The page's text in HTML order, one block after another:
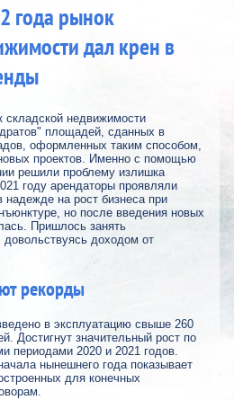
года рынок
дал крен в
складской недвижимости
площадей, сданных в
оформленных таким способом,
проектов. Именно с помощью
решили проблему излишка
году арендаторы проявляли
на рост бизнеса при
но после введения новых
Пришлось занять
доходом от
рекорды
в эксплуатацию свыше 260
Достигнут значительный рост по
периодами 2020 и 2021 годов.
нынешнего года показывает
для конечных